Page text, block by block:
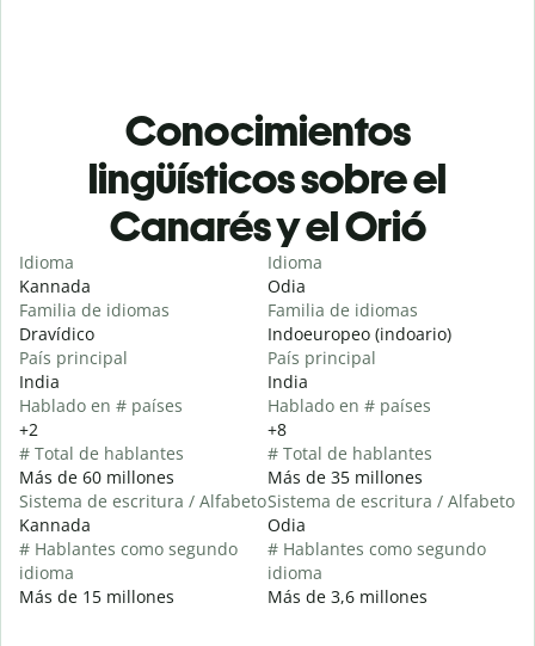
Conocimientos
lingüísticos sobre el
Canarés y el Orió
Idioma
Kannada
Familia de idiomas
Dravídico
País principal
India
Hablado en # países
+2
# Total de hablantes
Más de 60 millones
Sistema de escritura / Alfabeto
Kannada
# Hablantes como segundo
idioma
Más de 15 millones
Idioma
Odia
Familia de idiomas
Indoeuropeo (indoario)
País principal
India
Hablado en # países
+8
# Total de hablantes
Más de 35 millones
Sistema de escritura / Alfabeto
Odia
# Hablantes como segundo
idioma
Más de 3,6 millones